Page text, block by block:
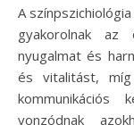
A
gyakorolnak az
nyugalmat és
és vitalitást,
kommunikációs
vonzódnak